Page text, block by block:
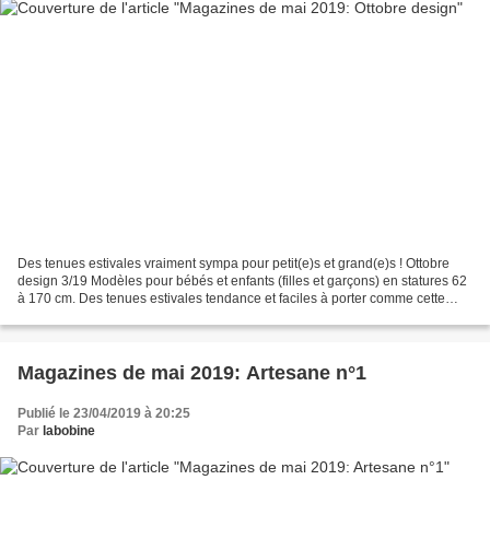
Des tenues estivales vraiment sympa pour petit(e)s et grand(e)s ! Ottobre
design 3/19 Modèles pour bébés et enfants (filles et garçons) en statures 62
à 170 cm. Des tenues estivales tendance et faciles à porter comme cette
Magazines de mai 2019: Artesane n°1
Publié le 23/04/2019 à 20:25
Par labobine